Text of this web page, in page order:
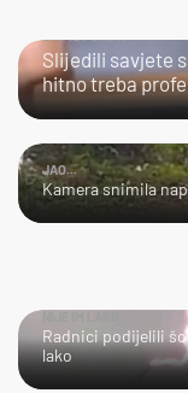
Slijedili savjete
hitno treba
JAO...
Kamera snimila
Radnici podijelili
lako